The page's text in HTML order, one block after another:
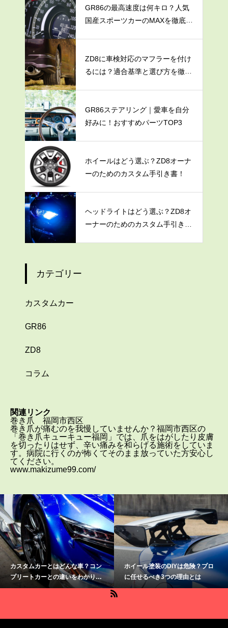
GR86の最高速度は何キロ？人気
国産スポーツカーのMAXを徹底調
ZD8に車検対応のマフラーを付け
るには？適合基準と選び方を徹底
GR86ステアリング｜愛車を自分
好みに！おすすめパーツTOP3
ホイールはどう選ぶ？ZD8オーナ
ーのためのカスタム手引き書！
ヘッドライトはどう選ぶ？ZD8オ
ーナーのためのカスタム手引き
カテゴリー
カスタムカー
GR86
ZD8
コラム
関連リンク
巻き爪 福岡市西区
巻き爪が痛むのを我慢していませんか？福岡市西区の
「巻き爪キューキュー福岡」では、爪をはがしたり皮膚
を切ったりはせず、辛い痛みを和らげる施術をしていま
す。病院に行くのが怖くてそのまま放っていた方安心し
てください。
www.makizume99.com/
ホイール塗装のDIYは危険？プロ
に任せるべき3つの理由とは
SUPERGT【鈴鹿】会場別の特徴
と魅力、アクセス方法を紹介しま
す